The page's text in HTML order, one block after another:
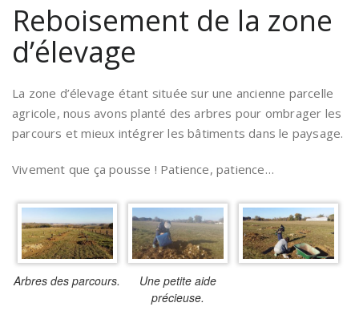
Reboisement de la zone
d’élevage
La zone d’élevage étant située sur une ancienne parcelle
agricole, nous avons planté des arbres pour ombrager les
parcours et mieux intégrer les bâtiments dans le paysage.
Vivement que ça pousse ! Patience, patience…
Arbres des parcours.
Une petite aide
précieuse.